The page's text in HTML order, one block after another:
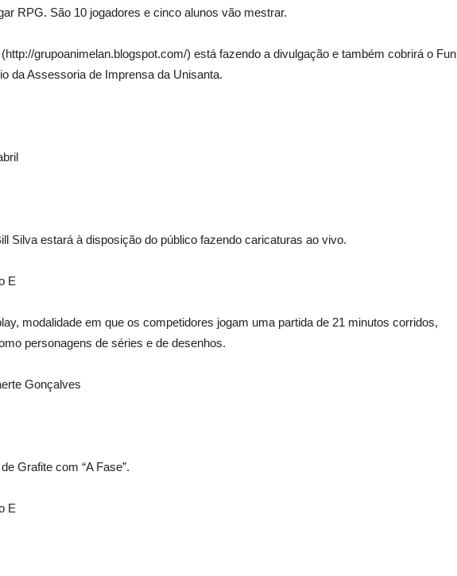
RPG. São 10 jogadores e cinco alunos vão mestrar.
grupoanimelan.blogspot.com/) está fazendo a divulgação e também cobrirá o Fun
da Assessoria de Imprensa da Unisanta.
Silva estará à disposição do público fazendo caricaturas ao vivo.
E
modalidade em que os competidores jogam uma partida de 21 minutos corridos,
personagens de séries e de desenhos.
Gonçalves
Grafite com “A Fase”.
E